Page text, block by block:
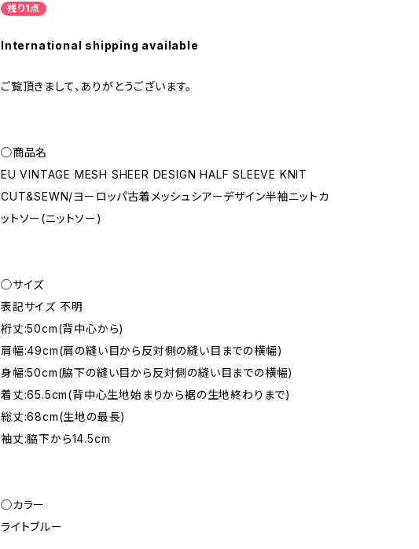
残り1点
International shipping available
ご覧頂きまして、ありがとうございます。
◯商品名
EU VINTAGE MESH SHEER DESIGN HALF SLEEVE KNIT
CUT&SEWN/ヨーロッパ古着メッシュシアーデザイン半袖ニットカ
ットソー(ニットソー)
◯サイズ
表記サイズ 不明
裄丈:50cm(背中心から)
肩幅:49cm(肩の縫い目から反対側の縫い目までの横幅)
身幅:50cm(脇下の縫い目から反対側の縫い目までの横幅)
着丈:65.5cm(背中心生地始まりから裾の生地終わりまで)
総丈:68cm(生地の最長)
袖丈:脇下から14.5cm
◯カラー
ライトブルー